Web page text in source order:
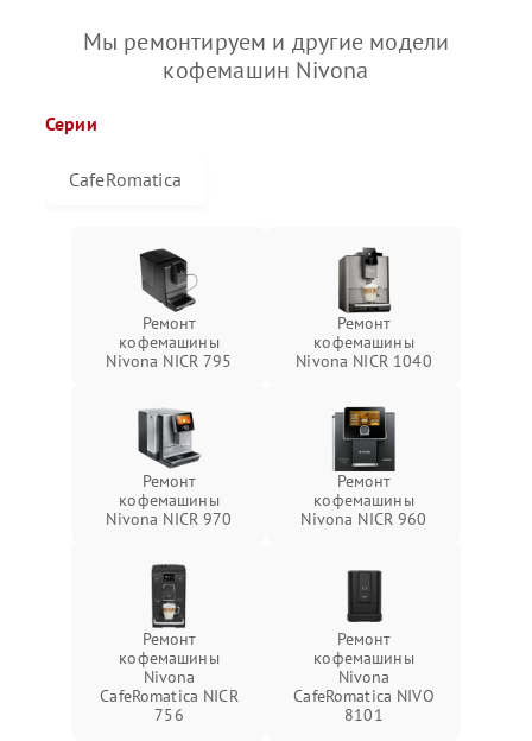
Мы ремонтируем и другие модели
кофемашин Nivona
Серии
CafeRomatica
Ремонт
кофемашины
Nivona NICR 795
Ремонт
кофемашины
Nivona NICR 1040
Ремонт
кофемашины
Nivona NICR 970
Ремонт
кофемашины
Nivona NICR 960
Ремонт
кофемашины
Nivona
CafeRomatica NICR
756
Ремонт
кофемашины
Nivona
CafeRomatica NIVO
8101